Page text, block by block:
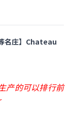
名庄】Chateau
产的可以排行前